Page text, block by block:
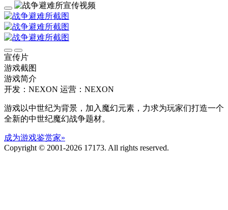
宣传片
游戏截图
游戏简介
开发：NEXON 运营：NEXON
游戏以中世纪为背景，加入魔幻元素，力求为玩家们打造一个
全新的中世纪魔幻战争题材。
成为游戏鉴赏家»
Copyright © 2001-2026 17173. All rights reserved.